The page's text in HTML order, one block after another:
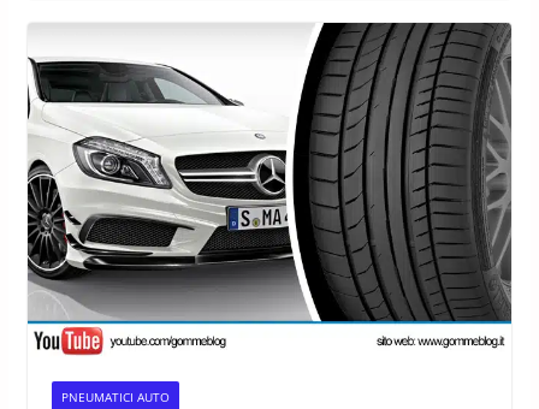
PNEUMATICI AUTO